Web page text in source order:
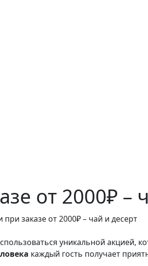
от 2000₽ –
уникальной акцией,
каждый гость получает